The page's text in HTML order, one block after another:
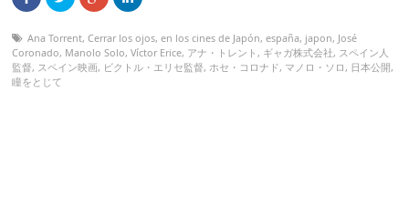
Ana Torrent,Cerrar los ojos,en los cines de Japón,españa, japon, José
Coronado, Manolo Solo,Víctor Erice, アナ・トレント, ギャガ株式会社, スペイン人
監督, スペイン映画, ビクトル・エリセ監督,ホセ・コロナド, マノロ・ソロ, 日本公開,
瞳をとじて